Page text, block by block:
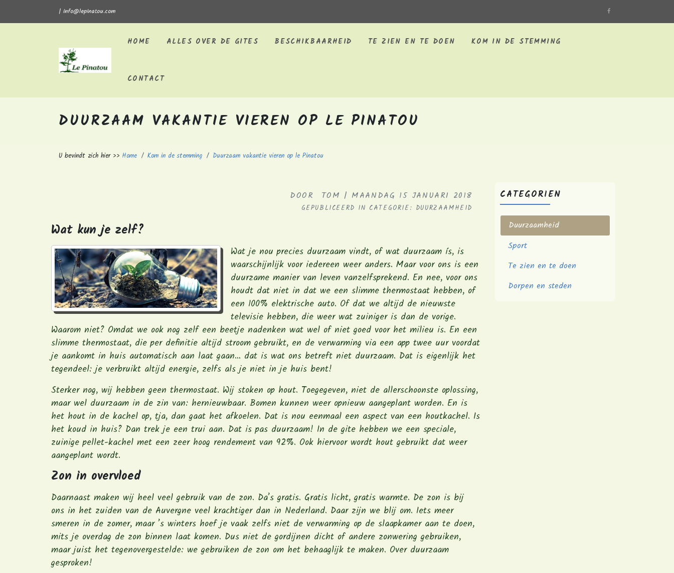
| info@lepinatou.com
HOME ALLES OVER DE GITES BESCHIKBAARHEID TE ZIEN EN TE DOEN KOM IN DE STEMMING
CONTACT
DUURZAAM VAKANTIE VIEREN OP LE PINATOU
U bevindt zich hier >> Home Kom in de stemming Duurzaam vakantie vieren op le Pinatou
DOOR TOM | MAANDAG 15 JANUARI 2018
GEPUBLICEERD IN CATEGORIE: DUURZAAMHEID
Wat kun je zelf?
Wat je nou precies duurzaam vindt, of wat duurzaam ís, is
waarschijnlijk voor iedereen weer anders. Maar voor ons is een
duurzame manier van leven vanzelfsprekend. En nee, voor ons
houdt dat niet in dat we een slimme thermostaat hebben, of
een 100% elektrische auto. Of dat we altijd de nieuwste
televisie hebben, die weer wat zuiniger is dan de vorige.
Waarom niet? Omdat we ook nog zelf een beetje nadenken wat wel of niet goed voor het milieu is. En een
slimme thermostaat, die per definitie altijd stroom gebruikt, en de verwarming via een app twee uur voordat
je aankomt in huis automatisch aan laat gaan… dat is wat ons betreft niet duurzaam. Dat is eigenlijk het
tegendeel: je verbruikt altijd energie, zelfs als je niet in je huis bent!
Sterker nog, wij hebben geen thermostaat. Wij stoken op hout. Toegegeven, niet de allerschoonste oplossing,
maar wel duurzaam in de zin van: hernieuwbaar. Bomen kunnen weer opnieuw aangeplant worden. En is
het hout in de kachel op, tja, dan gaat het afkoelen. Dat is nou eenmaal een aspect van een houtkachel. Is
het koud in huis? Dan trek je een trui aan. Dat is pas duurzaam! In de gite hebben we een speciale,
zuinige pellet-kachel met een zeer hoog rendement van 92%. Ook hiervoor wordt hout gebruikt dat weer
aangeplant wordt.
Zon in overvloed
Daarnaast maken wij heel veel gebruik van de zon. Da’s gratis. Gratis licht, gratis warmte. De zon is bij
ons in het zuiden van de Auvergne veel krachtiger dan in Nederland. Daar zijn we blij om. Iets meer
smeren in de zomer, maar ’s winters hoef je vaak zelfs niet de verwarming op de slaapkamer aan te doen,
mits je overdag de zon binnen laat komen. Dus niet de gordijnen dicht of andere zonwering gebruiken,
maar juist het tegenovergestelde: we gebruiken de zon om het behaaglijk te maken. Over duurzaam
gesproken!
CATEGORIEN
Duurzaamheid
Sport
Te zien en te doen
Dorpen en steden